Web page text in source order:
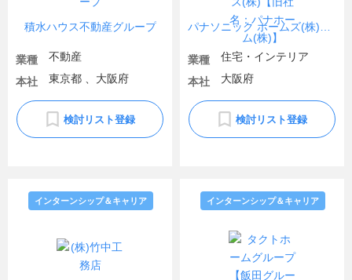
積水ハウス不動産グループ
業種
不動産
本社
東京都 、大阪府
検討リスト登録
業種
住宅・インテリア
本社
大阪府
検討リスト登録
インターンシップ＆キャリア インターンシップ＆キャリア